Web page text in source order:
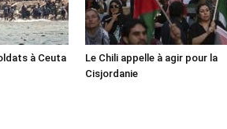
à Ceuta
Le Chili appelle à agir pour la
Cisjordanie